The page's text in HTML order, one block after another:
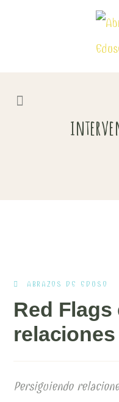
ABRAZOS DE EDUSO
Red Flags
Persiguiendo